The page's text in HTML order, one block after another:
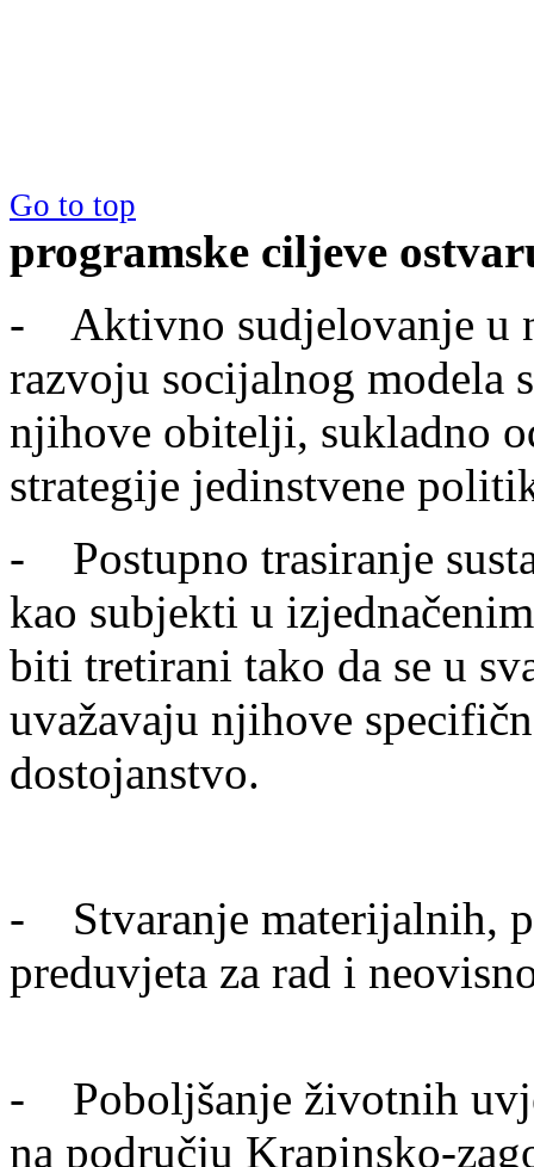
Go to top
programske ciljeve
- Aktivno sudjelovanje u
razvoju socijalnog modela
njihove obitelji, sukladno
strategije jedinstvene
- Postupno trasiranje
kao subjekti u
biti tretirani tako da se u
uvažavaju njihove
dostojanstvo.
- Stvaranje materijalnih,
preduvjeta za rad i
- Poboljšanje životnih
na području Krapinsko-